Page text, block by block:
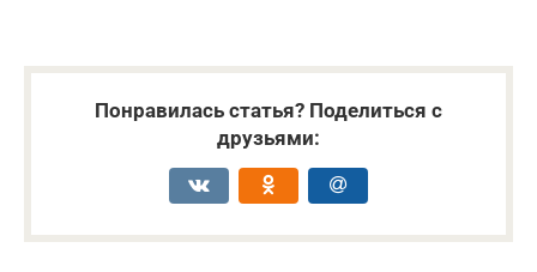
Понравилась статья? Поделиться с
друзьями: